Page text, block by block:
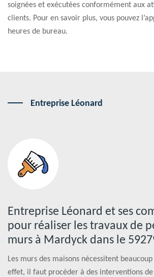
soignées et exécutées conformément aux
clients. Pour en savoir plus, vous pouvez
heures de bureau.
Entreprise Léonard
Entreprise Léonard et ses
pour réaliser les travaux de
murs à Mardyck dans le
Les murs des maisons nécessitent
effet, il faut procéder à des interventions